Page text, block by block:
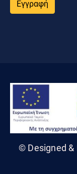
Εγγραφή
© Designed &